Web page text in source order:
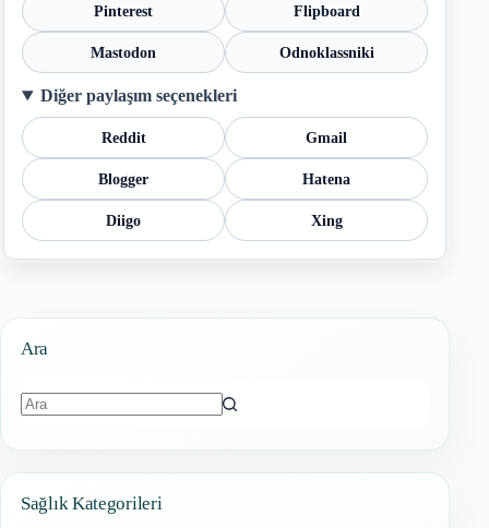
Pinterest Flipboard
Mastodon Odnoklassniki
Diğer paylaşım seçenekleri
Reddit Gmail
Blogger Hatena
Diigo Xing
Ara
Sağlık Kategorileri